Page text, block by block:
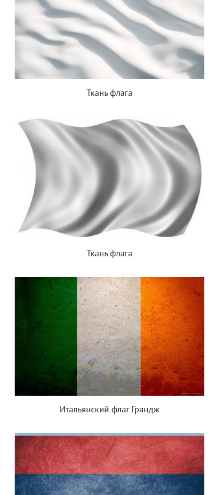
Ткань флага
Ткань флага
Итальянский флаг Грандж